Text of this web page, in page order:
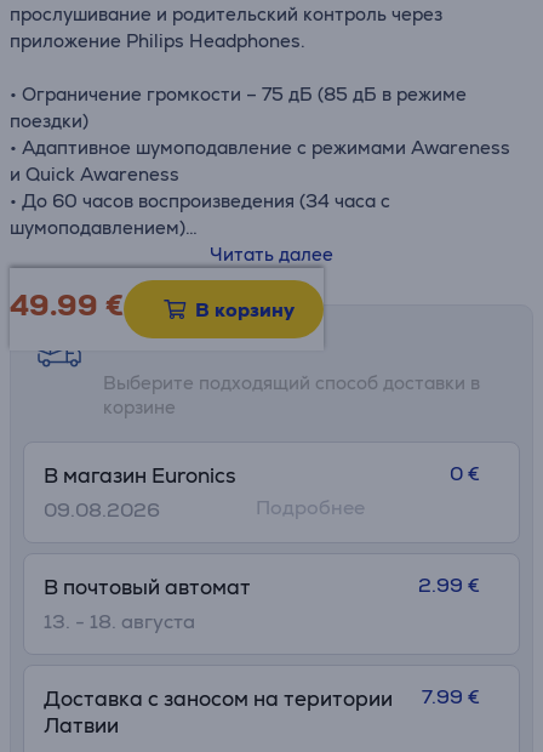
прослушивание и родительский контроль через
приложение Philips Headphones.
• Ограничение громкости – 75 дБ (85 дБ в режиме
поездки)
• Адаптивное шумоподавление с режимами Awareness
и Quick Awareness
• До 60 часов воспроизведения (34 часа с
шумоподавлением)
• Совместное прослушивание и мультиподключение
• Встроенный микрофон и родительский контроль через
приложение
Читать далее
49.99 € В корзину
Возможности доставки
Выберите подходящий способ доставки в
корзине
В магазин Euronics
09.08.2026
0 €
Подробнее
В почтовый автомат
13. - 18. августа
2.99 €
Доставка с заносом на територии
Латвии
7.99 €